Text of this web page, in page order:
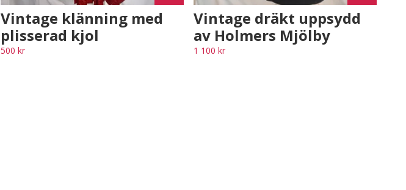
Vintage klänning med
plisserad kjol
500 kr
Vintage dräkt uppsydd
av Holmers Mjölby
1 100 kr